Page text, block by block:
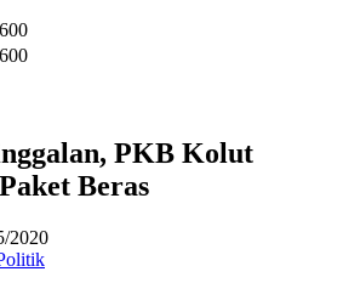
PKB Kolut
Beras
2020